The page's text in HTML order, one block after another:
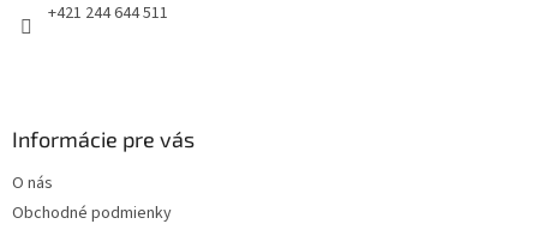
+421 244 644 511
Informácie pre vás
O nás
Obchodné podmienky